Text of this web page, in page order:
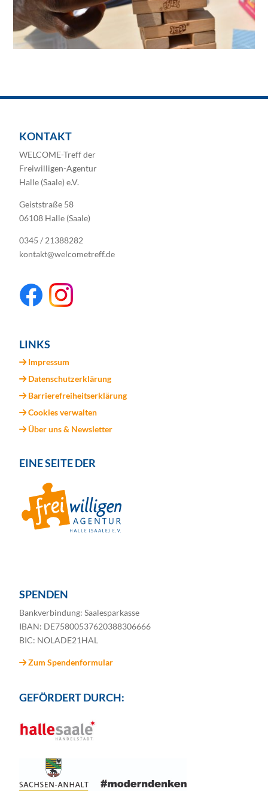
KONTAKT
WELCOME-Treff der
Freiwilligen-Agentur
Halle (Saale) e.V.
Geiststraße 58
06108 Halle (Saale)
0345 / 21388282
kontakt@welcometreff.de
LINKS
Impressum
Datenschutzerklärung
Barrierefreiheitserklärung
Cookies verwalten
Über uns & Newsletter
EINE SEITE DER
SPENDEN
Bankverbindung: Saalesparkasse
IBAN: DE75800537620388306666
BIC: NOLADE21HAL
Zum Spendenformular
GEFÖRDERT DURCH: